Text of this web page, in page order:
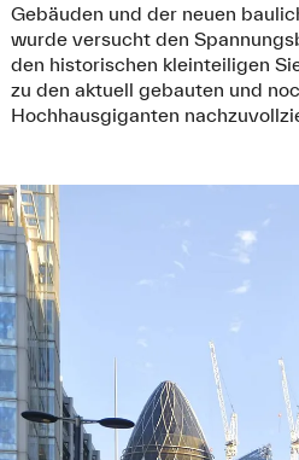
Gebäuden und der neuen
wurde versucht den
den historischen kleinteiligen
zu den aktuell gebauten und
Hochhausgiganten